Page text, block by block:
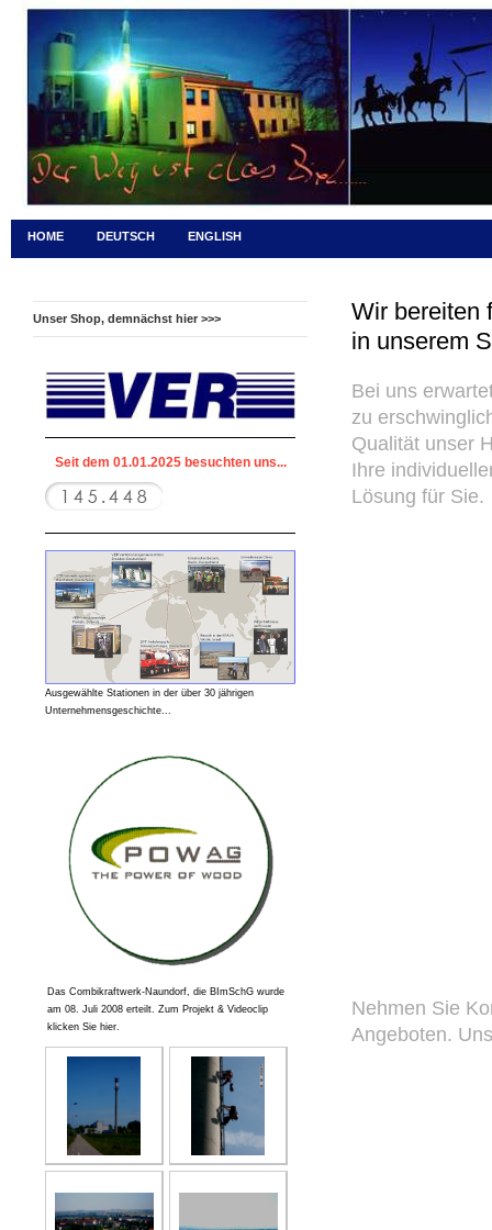
HOME DEUTSCH ENGLISH
Unser Shop, demnächst hier >>>
Seit dem 01.01.2025 besuchten uns...
Ausgewählte Stationen in der über 30 jährigen
Unternehmensgeschichte...
Das Combikraftwerk-Naundorf, die BImSchG wurde
am 08. Juli 2008 erteilt. Zum Projekt & Videoclip
klicken Sie hier.
Wir bereiten
in unserem
Bei uns
zu
Qualität unser
Ihre
Lösung für Sie.
Nehmen Sie
Angeboten.